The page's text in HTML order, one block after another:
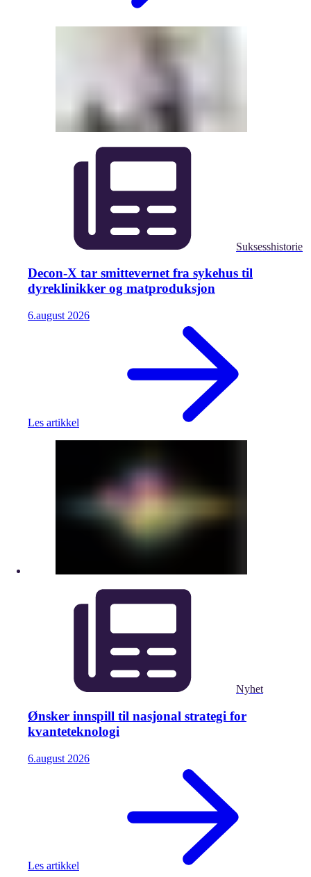
Suksesshistorie
Decon-X tar smittevernet fra sykehus til
dyreklinikker og matproduksjon
6.august 2026
Les artikkel
Nyhet
Ønsker innspill til nasjonal strategi for
kvanteteknologi
6.august 2026
Les artikkel